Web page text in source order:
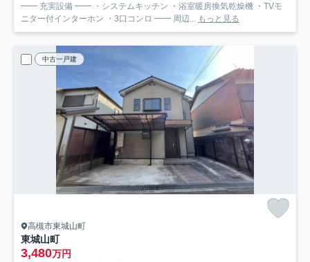
━━ 充実設備 ━━ ・システムキッチン ・浴室暖房換気乾燥機 ・TVモ
ニター付インターホン ・3口コンロ ━━ 周辺... もっと見る
中古一戸建
高槻市東城山町
東城山町
3,480万円